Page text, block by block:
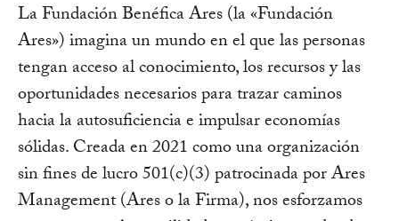
La Fundación Benéfica Ares (la «Fundación
Ares») imagina un mundo en el que las personas
tengan acceso al conocimiento, los recursos y las
oportunidades necesarios para trazar caminos
hacia la autosuficiencia e impulsar economías
sólidas. Creada en 2021 como una organización
sin fines de lucro 501(c)(3) patrocinada por Ares
Management (Ares o la Firma), nos esforzamos